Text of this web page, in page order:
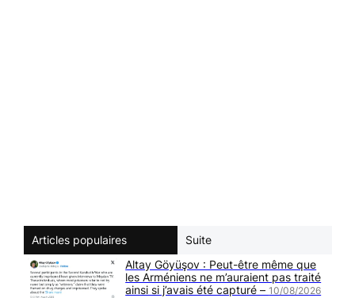
Articles populaires
Suite
Altay Göyüşov : Peut-être même que
les Arméniens ne m’auraient pas traité
ainsi si j’avais été capturé –10/08/2026